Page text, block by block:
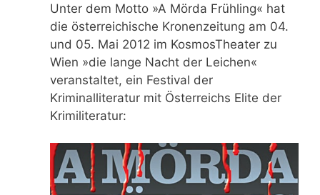
Unter dem Motto »A Mörda Frühling« hat
die österreichische Kronenzeitung am 04.
und 05. Mai 2012 im KosmosTheater zu
Wien »die lange Nacht der Leichen«
veranstaltet, ein Festival der
Kriminalliteratur mit Österreichs Elite der
Krimiliteratur: